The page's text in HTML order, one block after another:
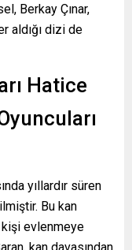
Berkay Çınar,
aldığı dizi de
Hatice
yıllardır süren
Bu kan
kişi evlenmeye
kan davasından